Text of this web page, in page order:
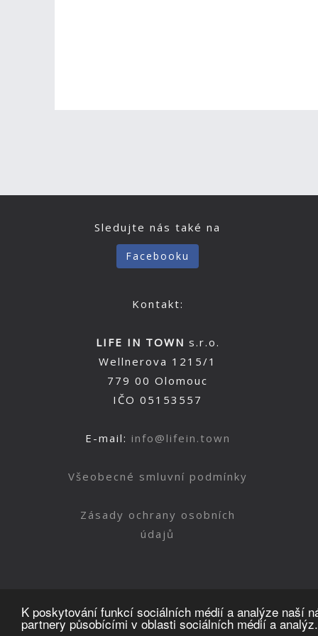
K poskytování funkcí sociálních médií a analýze naší
partnery působícími v oblasti sociálních médií a analýz.
Sledujte nás také na
Facebooku
Kontakt:
LIFE IN TOWN s.r.o.
Wellnerova 1215/1
779 00 Olomouc
IČO 05153557
E-mail: info@lifein.town
Všeobecné smluvní podmínky
Zásady ochrany osobních
údajů